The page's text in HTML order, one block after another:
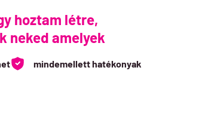
hoztam létre,
neked amelyek
mindemellett hatékonyak